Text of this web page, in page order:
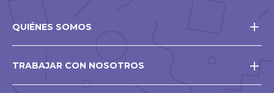
QUIÉNES SOMOS
TRABAJAR CON NOSOTROS